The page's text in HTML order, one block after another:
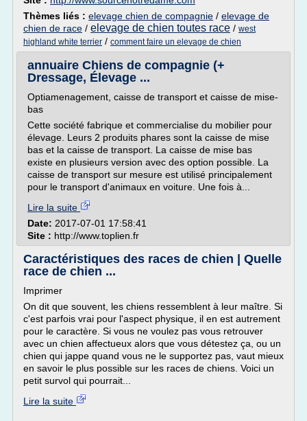
Thèmes liés : elevage chien de compagnie / elevage de
chien de race / elevage de chien toutes race / west
highland white terrier / comment faire un elevage de chien
annuaire Chiens de compagnie (+
Dressage, Élevage ...
Optiamenagement, caisse de transport et caisse de mise-
bas
Cette société fabrique et commercialise du mobilier pour
élevage. Leurs 2 produits phares sont la caisse de mise
bas et la caisse de transport. La caisse de mise bas
existe en plusieurs version avec des option possible. La
caisse de transport sur mesure est utilisé principalement
pour le transport d'animaux en voiture. Une fois à...
Lire la suite
Date: 2017-07-01 17:58:41
Site : http://www.toplien.fr
Caractéristiques des races de chien | Quelle
race de chien ...
Imprimer
On dit que souvent, les chiens ressemblent à leur maître. Si
c'est parfois vrai pour l'aspect physique, il en est autrement
pour le caractère. Si vous ne voulez pas vous retrouver
avec un chien affectueux alors que vous détestez ça, ou un
chien qui jappe quand vous ne le supportez pas, vaut mieux
en savoir le plus possible sur les races de chiens. Voici un
petit survol qui pourrait...
Lire la suite